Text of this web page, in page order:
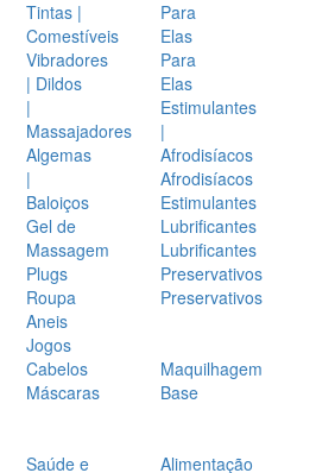
Tintas |
Comestíveis
Vibradores
| Dildos
|
Massajadores
Algemas
|
Baloiços
Gel de
Massagem
Plugs
Roupa
Aneis
Jogos
Para
Elas
Para
Elas
Estimulantes
|
Afrodisíacos
Afrodisíacos
Estimulantes
Lubrificantes
Lubrificantes
Preservativos
Preservativos
Cabelos
Máscaras
Maquilhagem
Base
Saúde e
Alimentação